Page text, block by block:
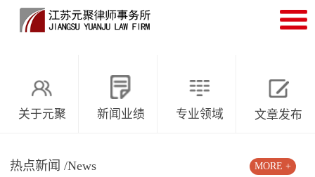
关于元聚 新闻业绩 专业领域 文章发布
热点新闻 /News MORE +